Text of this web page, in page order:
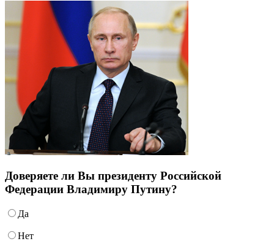
Доверяете ли Вы президенту Российской
Федерации Владимиру Путину?
Да
Нет